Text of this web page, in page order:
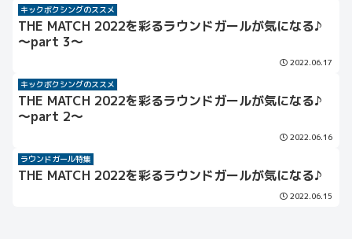
キックボクシングのススメ
THE MATCH 2022を彩るラウンドガールが気になる♪
～part 3～
2022.06.17
キックボクシングのススメ
THE MATCH 2022を彩るラウンドガールが気になる♪
～part 2～
2022.06.16
ラウンドガール特集
THE MATCH 2022を彩るラウンドガールが気になる♪
2022.06.15